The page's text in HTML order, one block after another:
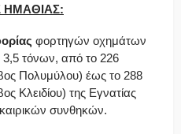
ΗΜΑΘΙΑΣ:
φορτηγών οχημάτων
τόνων, από το 226
Πολυμύλου) έως το 288
Κλειδίου) της Εγνατίας
συνθηκών.